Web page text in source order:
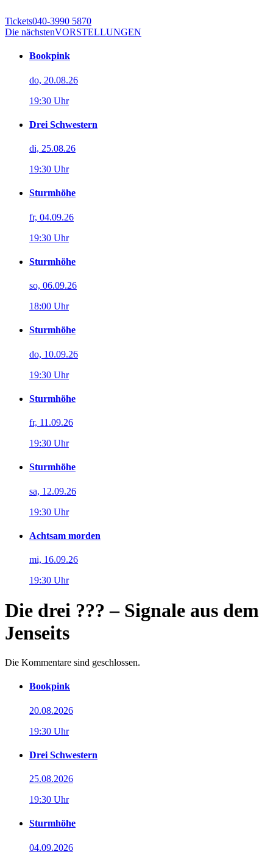
Tickets040-3990 5870
Die nächstenVORSTELLUNGEN
Bookpink
do, 20.08.26
19:30 Uhr
Drei Schwestern
di, 25.08.26
19:30 Uhr
Sturmhöhe
fr, 04.09.26
19:30 Uhr
Sturmhöhe
so, 06.09.26
18:00 Uhr
Sturmhöhe
do, 10.09.26
19:30 Uhr
Sturmhöhe
fr, 11.09.26
19:30 Uhr
Sturmhöhe
sa, 12.09.26
19:30 Uhr
Achtsam morden
mi, 16.09.26
19:30 Uhr
Die drei ??? – Signale aus dem
Jenseits
Die Kommentare sind geschlossen.
Bookpink
20.08.2026
19:30 Uhr
Drei Schwestern
25.08.2026
19:30 Uhr
Sturmhöhe
04.09.2026